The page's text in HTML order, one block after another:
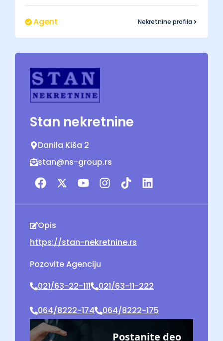
Stan nekretnine
Danila Kiša 2
stan@ns-group.rs
Opis
https://stan-nekretnine.rs
Pozovite Agenciju
021/63-22-111
021/63-11-222
064/8222-174 064/8222-175
Postanite deo
Agent Nekretnine profila